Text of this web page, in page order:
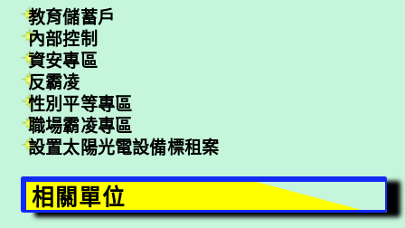
教育儲蓄戶
內部控制
資安專區
反霸凌
性別平等專區
職場霸凌專區
設置太陽光電設備標租案
相關單位